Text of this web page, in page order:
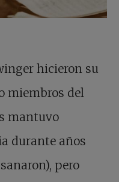
hicieron su
miembros del
mantuvo
durante años
pero